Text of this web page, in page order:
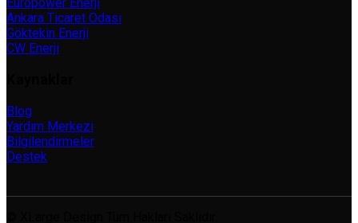
Europower Enerji
Ankara Ticaret Odası
Göktekin Enerji
CW Enerji
Blog
Yardım Merkezi
Bilgilendirmeler
Destek